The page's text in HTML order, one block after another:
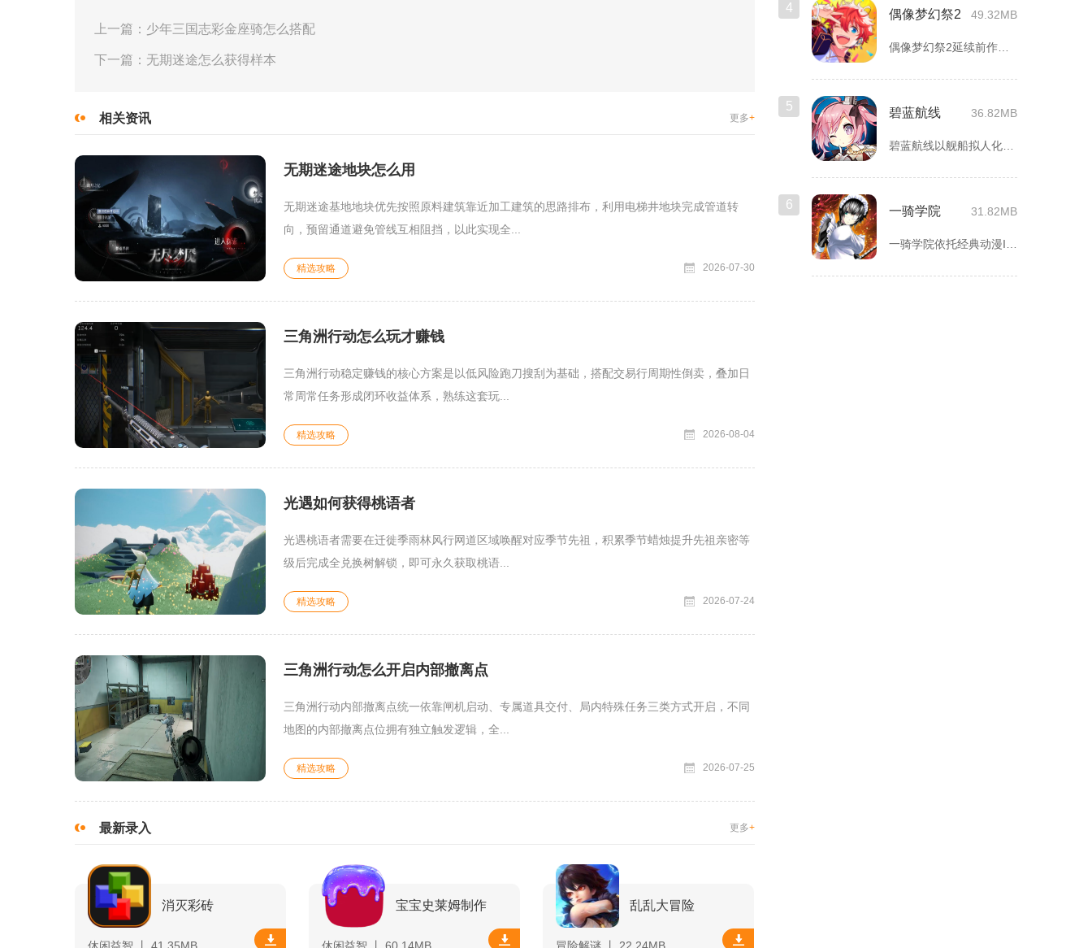
上一篇：少年三国志彩金座骑怎么搭配
下一篇：无期迷途怎么获得样本
相关资讯 更多+
无期迷途地块怎么用
无期迷途基地地块优先按照原料建筑靠近加工建筑的思路排布，利用电梯井地块完成管道转
向，预留通道避免管线互相阻挡，以此实现全...
精选攻略 2026-07-30
三角洲行动怎么玩才赚钱
三角洲行动稳定赚钱的核心方案是以低风险跑刀搜刮为基础，搭配交易行周期性倒卖，叠加日
常周常任务形成闭环收益体系，熟练这套玩...
精选攻略 2026-08-04
光遇如何获得桃语者
光遇桃语者需要在迁徙季雨林风行网道区域唤醒对应季节先祖，积累季节蜡烛提升先祖亲密等
级后完成全兑换树解锁，即可永久获取桃语...
精选攻略 2026-07-24
三角洲行动怎么开启内部撤离点
三角洲行动内部撤离点统一依靠闸机启动、专属道具交付、局内特殊任务三类方式开启，不同
地图的内部撤离点位拥有独立触发逻辑，全...
精选攻略 2026-07-25
最新录入 更多+
消灭彩砖 宝宝史莱姆制作 乱乱大冒险
4 偶像梦幻祭2 49.32MB
5 碧蓝航线 36.82MB
6 一骑学院 31.82MB